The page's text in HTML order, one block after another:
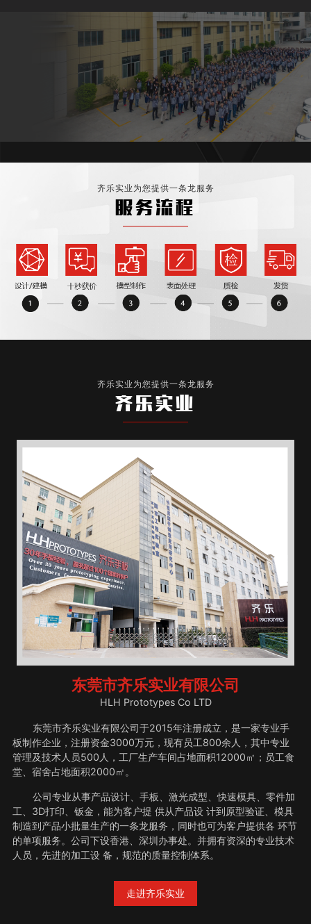
齐乐实业为您提供一条龙服务
服务流程
齐乐实业为您提供一条龙服务
齐乐实业
东莞市齐乐实业有限公司
HLH Prototypes Co LTD
东莞市齐乐实业有限公司于2015年注册成立，是一家专业手
板制作企业，注册资金3000万元，现有员工800余人，其中专业
管理及技术人员500人，工厂生产车间占地面积12000㎡；员工食
堂、宿舍占地面积2000㎡。
公司专业从事产品设计、手板、激光成型、快速模具、零件加
工、3D打印、钣金，能为客户提 供从产品设 计到原型验证、模具
制造到产品小批量生产的一条龙服务，同时也可为客户提供各 环节
的单项服务。公司下设香港、深圳办事处。并拥有资深的专业技术
人员，先进的加工设 备，规范的质量控制体系。
走进齐乐实业